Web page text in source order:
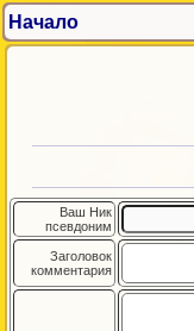
Начало
Ваш Ник
псевдоним
Заголовок
комментария